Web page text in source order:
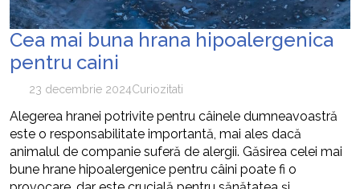
Cea mai buna hrana hipoalergenica
pentru caini
23 decembrie 2024Curiozitati
Alegerea hranei potrivite pentru câinele dumneavoastră
este o responsabilitate importantă, mai ales dacă
animalul de companie suferă de alergii. Găsirea celei mai
bune hrane hipoalergenice pentru câini poate fi o